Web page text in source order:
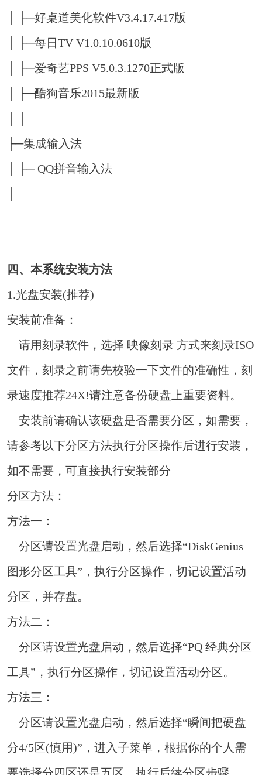
│ ├─好桌道美化软件V3.4.17.417版
│ ├─每日TV V1.0.10.0610版
│ ├─爱奇艺PPS V5.0.3.1270正式版
│ ├─酷狗音乐2015最新版
├─集成输入法
│ ├─ QQ拼音输入法
四、本系统安装方法
1.光盘安装(推荐)
安装前准备：
请用刻录软件，选择 映像刻录 方式来刻录ISO
文件，刻录之前请先校验一下文件的准确性，刻
录速度推荐24X!请注意备份硬盘上重要资料。
安装前请确认该硬盘是否需要分区，如需要，
请参考以下分区方法执行分区操作后进行安装，
如不需要，可直接执行安装部分
分区方法：
方法一：
分区请设置光盘启动，然后选择“DiskGenius
图形分区工具”，执行分区操作，切记设置活动
分区，并存盘。
方法二：
分区请设置光盘启动，然后选择“PQ 经典分区
工具”，执行分区操作，切记设置活动分区。
方法三：
分区请设置光盘启动，然后选择“瞬间把硬盘
分4/5区(慎用)”，进入子菜单，根据你的个人需